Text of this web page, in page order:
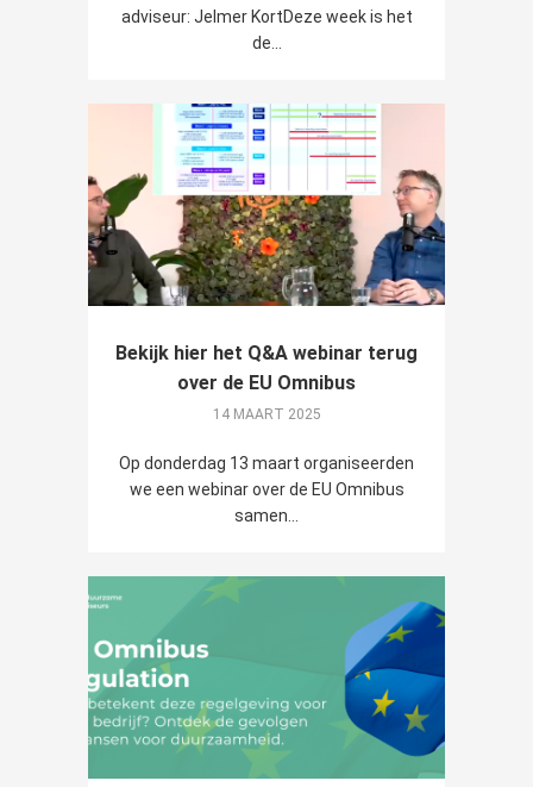
adviseur: Jelmer KortDeze week is het
de...
Bekijk hier het Q&A webinar terug
over de EU Omnibus
14 MAART 2025
Op donderdag 13 maart organiseerden
we een webinar over de EU Omnibus
samen...